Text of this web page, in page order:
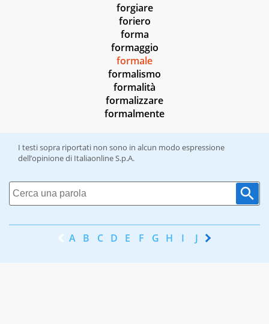
forgiare
foriero
forma
formaggio
formale
formalismo
formalità
formalizzare
formalmente
I testi sopra riportati non sono in alcun modo espressione
dell’opinione di Italiaonline S.p.A.
A B C D E F G H I J K